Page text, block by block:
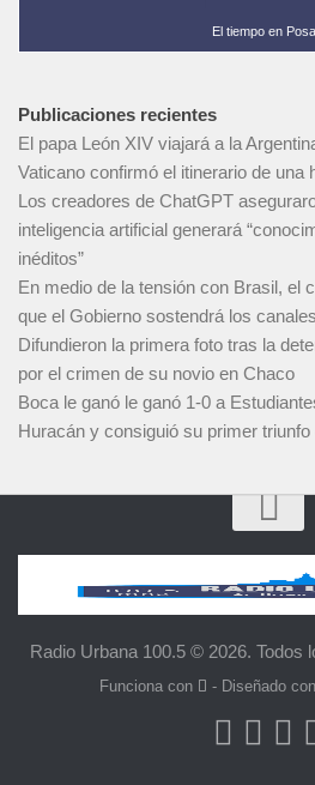
El tiempo en
Publicaciones recientes
El papa León XIV viajará a la
Vaticano confirmó el itinerario de una
Los creadores de ChatGPT
inteligencia artificial generará
inéditos”
En medio de la tensión con Brasil, el
que el Gobierno sostendrá los
Difundieron la primera foto tras la
por el crimen de su novio en Chaco
Boca le ganó le ganó 1-0 a
Huracán y consiguió su primer triunfo
Radio Urbana 100.5 © 2026. Todos
Funciona con - Diseñado